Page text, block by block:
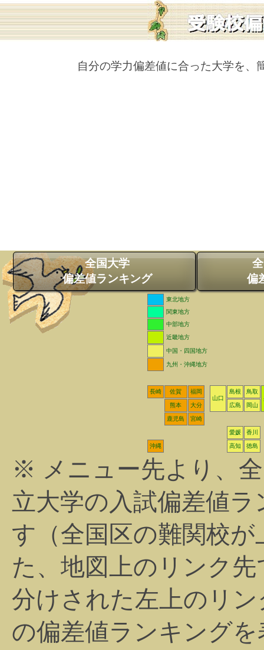
自分の学力偏差値に合った大学を、
全国大学
偏差値ランキング
偏
東北地方
関東地方
中部地方
近畿地方
中国・四国地方
九州・沖縄地方
長崎 佐賀
福岡
山口
島根
鳥取
熊本
大分 広島 岡山
鹿児島 宮崎
愛媛 香川
沖縄 高知 徳島
※ メニュー先より、
立大学の入試偏差値
す（全国区の難関校
た、地図上のリンク
分けされた左上のリ
の偏差値ランキング